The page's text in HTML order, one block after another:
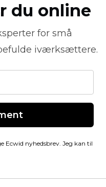
du online
for små
iværksættere.
Ecwid nyhedsbrev. Jeg kan til